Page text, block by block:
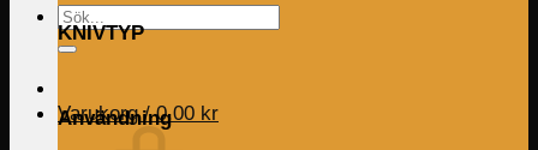
Sök
efter:
Varukorg /0.00 kr
KNIVTYP
Användning